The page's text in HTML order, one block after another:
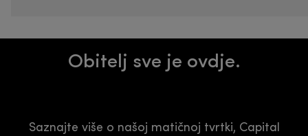
Obitelj sve je ovdje.
Saznajte više o našoj matičnoj tvrtki, Capital